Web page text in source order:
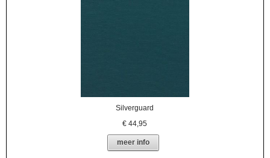
Silverguard
€44,95
meer info